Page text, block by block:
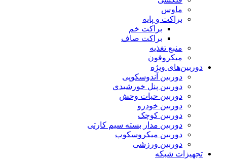
ماوس
براکت و پایه
براکت خم
براکت صاف
منبع تغذیه
میکروفون
دوربین‌های ویژه
دوربین آندوسکوپی
دوربین پنل خورشیدی
دوربین حیات وحش
دوربین خودرو
دوربین کوچک
دوربین مدار بسته سیم کارتی
دوربین میکروسکوپ
دوربین ورزشی
تجهیزات شبکه